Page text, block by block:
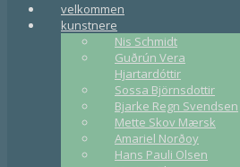
velkommen
kunstnere
Nis Schmidt
Guðrún Vera
Hjartardóttir
Sossa Björnsdottir
Bjarke Regn Svendsen
Mette Skov Mærsk
Amariel Norðoy
Hans Pauli Olsen